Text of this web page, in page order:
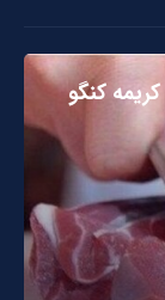
کنگو